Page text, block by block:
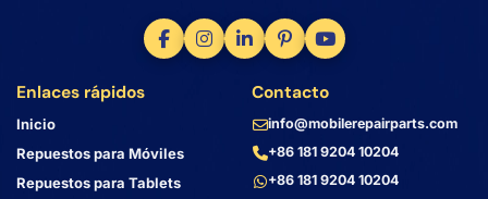
Enlaces rápidos
Inicio
Repuestos para Móviles
Repuestos para Tablets
Contacto
info@mobilerepairparts.com
+86 181 9204 10204
+86 181 9204 10204